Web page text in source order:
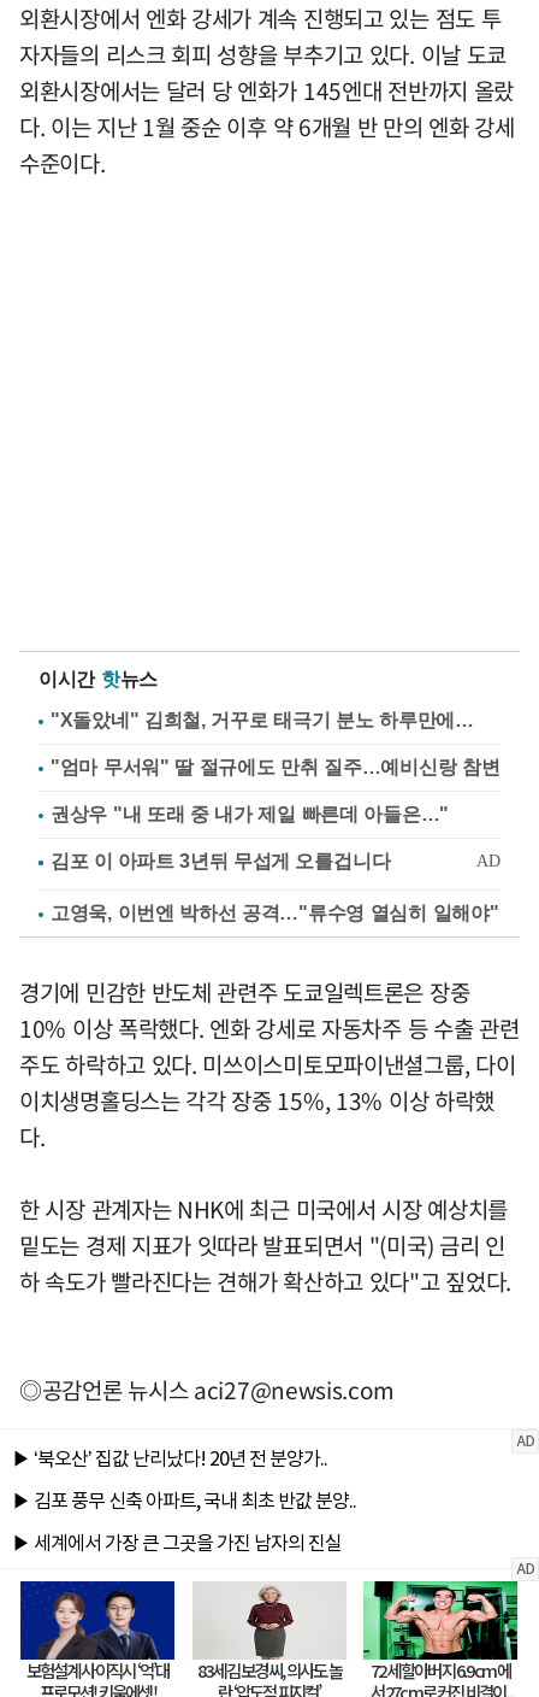
외환시장에서 엔화 강세가 계속 진행되고 있는 점도 투
자자들의 리스크 회피 성향을 부추기고 있다. 이날 도쿄
외환시장에서는 달러 당 엔화가 145엔대 전반까지 올랐
다. 이는 지난 1월 중순 이후 약 6개월 반 만의 엔화 강세
수준이다.
이시간 핫뉴스
"X돌았네" 김희철, 거꾸로 태극기 분노 하루만에…
"엄마 무서워" 딸 절규에도 만취 질주…예비신랑 참변
권상우 "내 또래 중 내가 제일 빠른데 아들은…"
고영욱, 이번엔 박하선 공격…"류수영 열심히 일해야"
경기에 민감한 반도체 관련주 도쿄일렉트론은 장중
10% 이상 폭락했다. 엔화 강세로 자동차주 등 수출 관련
주도 하락하고 있다. 미쓰이스미토모파이낸셜그룹, 다이
이치생명홀딩스는 각각 장중 15%, 13% 이상 하락했
다.
한 시장 관계자는 NHK에 최근 미국에서 시장 예상치를
밑도는 경제 지표가 잇따라 발표되면서 "(미국) 금리 인
하 속도가 빨라진다는 견해가 확산하고 있다"고 짚었다.
◎공감언론 뉴시스aci27@newsis.com